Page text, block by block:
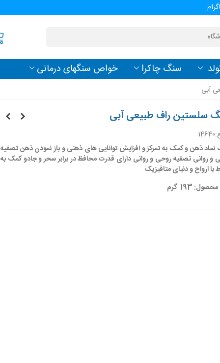
سنگ چاکرا خواص سنگهای درمانی
آبی
سلستین راف طبیعی آبی
14640
ذهن و کمک به تمرکز و افزایش توانایی های ذهنی و باز نمودن ذهن تصفیه
و روانی تصفیه روحی و روانی دارای قدرت محافظ در برابر سحر و جادو کمک به
با ارواح و دنیای متافیزیک
193 گرم